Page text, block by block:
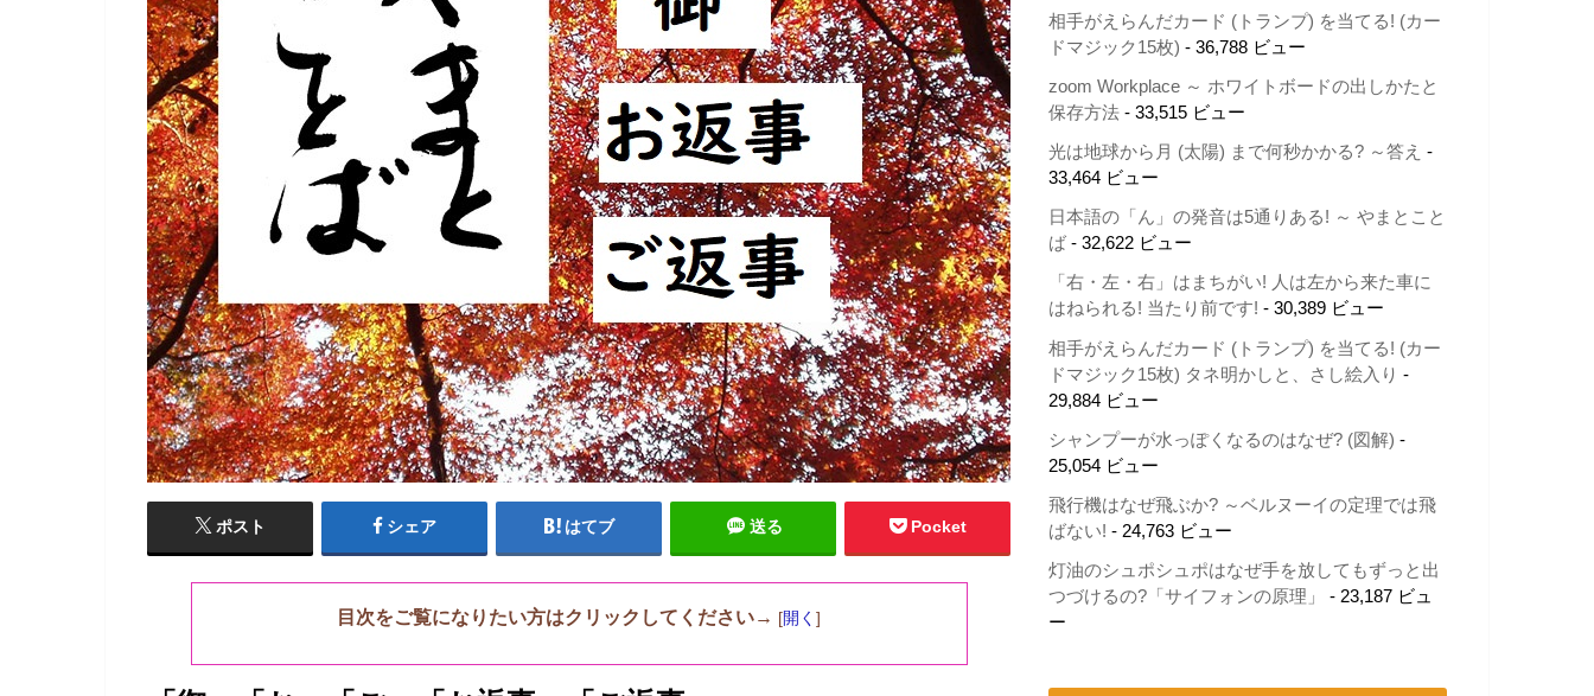
ポスト シェア はてブ 送る Pocket
目次をご覧になりたい方はクリックしてください→ [開く ]
相手がえらんだカード (トランプ) を当てる! (カー
ドマジック15枚) - 36,788 ビュー
zoom Workplace ～ ホワイトボードの出しかたと
保存方法 - 33,515 ビュー
光は地球から月 (太陽) まで何秒かかる? ～答え -
33,464 ビュー
日本語の「ん」の発音は5通りある! ～ やまとこと
ば - 32,622 ビュー
「右・左・右」はまちがい! 人は左から来た車に
はねられる! 当たり前です! - 30,389 ビュー
相手がえらんだカード (トランプ) を当てる! (カー
ドマジック15枚) タネ明かしと、さし絵入り -
29,884 ビュー
シャンプーが水っぽくなるのはなぜ? (図解) -
25,054 ビュー
飛行機はなぜ飛ぶか? ～ベルヌーイの定理では飛
ばない! - 24,763 ビュー
灯油のシュポシュポはなぜ手を放してもずっと出
つづけるの?「サイフォンの原理」
- 23,187 ビュ
ー